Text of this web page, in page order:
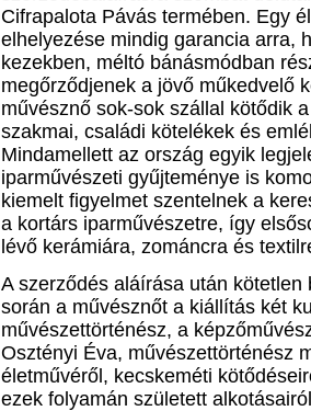
Cifrapalota Pávás termében. Egy
elhelyezése mindig garancia arra,
kezekben, méltó bánásmódban
megőrződjenek a jövő műkedvelő
művésznő sok-sok szállal kötődik
szakmai, családi kötelékek és
Mindamellett az ország egyik
iparművészeti gyűjteménye is
kiemelt figyelmet szentelnek a
a kortárs iparművészetre, így
lévő kerámiára, zománcra és
A szerződés aláírása után
során a művésznőt a kiállítás két
művészettörténész, a
Osztényi Éva, művészettörténész
életművéről, kecskeméti
ezek folyamán született